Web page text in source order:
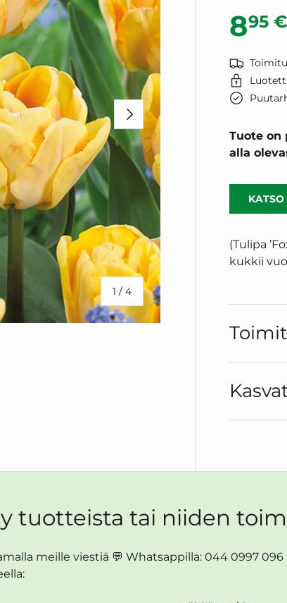
1 //4
SEURAAVA
895 €
Tuote
alla
KATSO
(Tulipa
kukkii
tuotteista tai niiden
meille viestiä 💬 Whatsappilla: 044 0997